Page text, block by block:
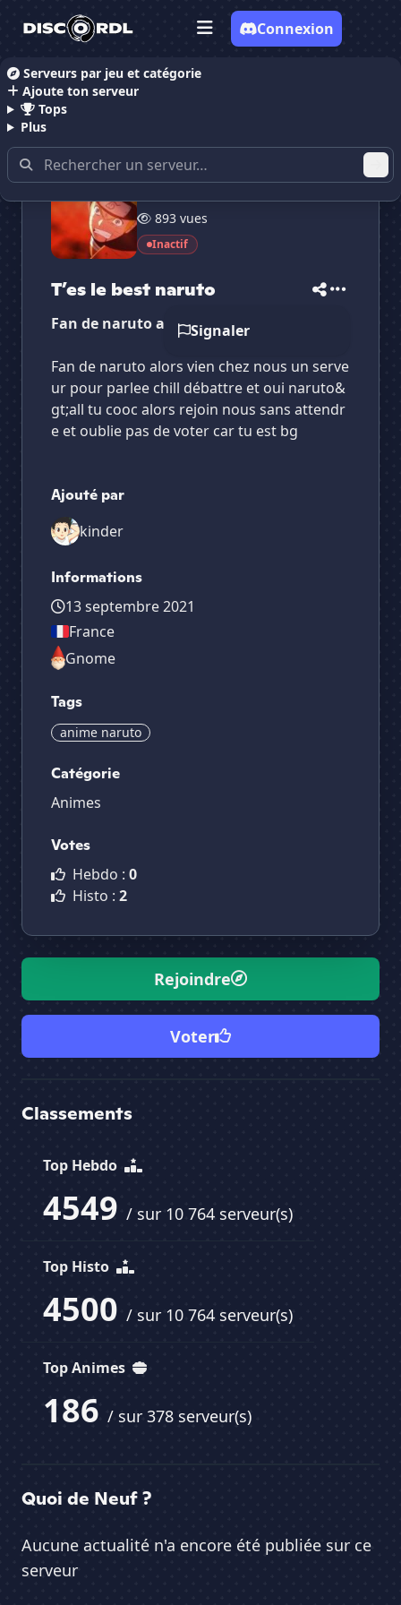
Serveurs par jeu et catégorie
Ajoute ton serveur
Tops
Plus
Connexion
Accueil Serveurs Discord Animes
893 vues
Inactif
T’es le best naruto
Signaler
Fan de naruto alors vien débattre
Fan de naruto alors vien chez nous un serve
ur pour parlee chill débattre et oui naruto&
gt;all tu cooc alors rejoin nous sans attendr
e et oublie pas de voter car tu est bg
Ajouté par
kinder
Informations
13 septembre 2021
France
Gnome
Tags
anime naruto
Catégorie
Animes
Votes
Hebdo : 0
Histo : 2
Rejoindre
Voter
Vote pourT’es le best naruto
Classements
Top Hebdo
4549 / sur 10 764 serveur(s)
Top Histo
4500 / sur 10 764 serveur(s)
Top Animes
186 / sur 378 serveur(s)
Quoi de Neuf ?
Aucune actualité n'a encore été publiée sur ce
serveur
T’es le best na...
Es-tu sûr de vouloir supprimer ton avis de ce
T’es le best naruto